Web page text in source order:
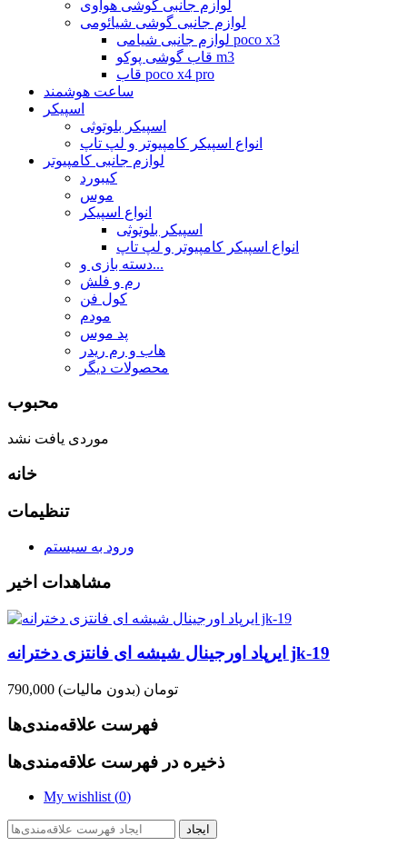
لوازم جانبی گوشی هواوی
لوازم جانبی گوشی شیائومی
لوازم جانبی شیامی poco x3
قاب گوشی پوکو m3
قاب poco x4 pro
ساعت هوشمند
اسپیکر
اسپیکر بلوتوثی
انواع اسپیکر کامپیوتر و لپ تاپ
لوازم جانبی کامپیوتر
کیبورد
موس
انواع اسپیکر
اسپیکر بلوتوثی
انواع اسپیکر کامپیوتر و لپ تاپ
دسته بازی و...
رم و فلش
کول فن
مودم
پد موس
هاب و رم ریدر
محصولات دیگر
محبوب
موردی یافت نشد
خانه
تنظیمات
ورود به سیستم
مشاهدات اخیر
ایرپاد اورجینال شیشه ای فانتزی دخترانه jk-19
790,000 تومان (بدون مالیات)
فهرست علاقه‌مندی‌ها
ذخیره در فهرست علاقه‌مندی‌ها
My wishlist (0)
ایجاد